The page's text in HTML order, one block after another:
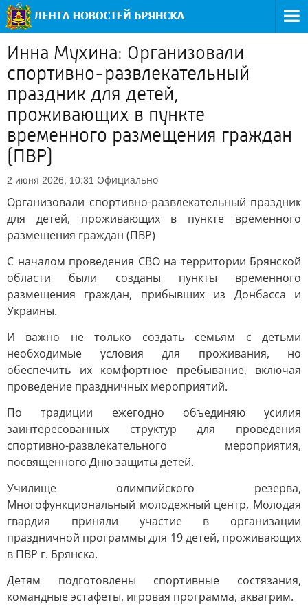
Инна Мухина: Организовали
спортивно-развлекательный
праздник для детей,
проживающих в пункте
временного размещения граждан
(ПВР)
2 июня 2026, 10:31 Официально
Организовали спортивно-развлекательный праздник
для детей, проживающих в пункте временного
размещения граждан (ПВР)
С началом проведения СВО на территории Брянской
области были созданы пункты временного
размещения граждан, прибывших из Донбасса и
Украины.
И важно не только создать семьям с детьми
необходимые условия для проживания, но
обеспечить их комфортное пребывание, включая
проведение праздничных мероприятий.
По традиции ежегодно объединяю усилия
заинтересованных структур для проведения
спортивно-развлекательного мероприятия,
посвященного Дню защиты детей.
Училище олимпийского резерва,
Многофункциональный молодежный центр, Молодая
гвардия приняли участие в организации
праздничной программы для 19 детей, проживающих
в ПВР г. Брянска.
Детям подготовлены спортивные состязания,
командные эстафеты, игровая программа, аквагрим.